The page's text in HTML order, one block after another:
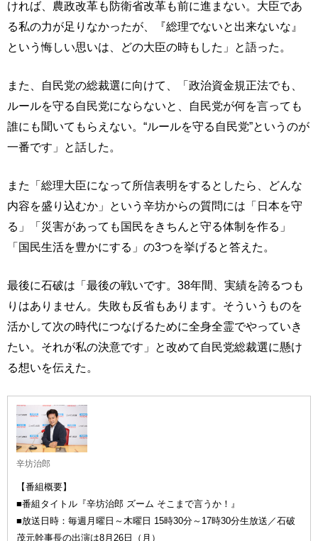
ければ、農政改革も防衛省改革も前に進まない。大臣であ
る私の力が足りなかったが、『総理でないと出来ないな』
という悔しい思いは、どの大臣の時もした」と語った。
また、自民党の総裁選に向けて、「政治資金規正法でも、
ルールを守る自民党にならないと、自民党が何を言っても
誰にも聞いてもらえない。“ルールを守る自民党”というのが
一番です」と話した。
また「総理大臣になって所信表明をするとしたら、どんな
内容を盛り込むか」という辛坊からの質問には「日本を守
る」「災害があっても国民をきちんと守る体制を作る」
「国民生活を豊かにする」の3つを挙げると答えた。
最後に石破は「最後の戦いです。38年間、実績を誇るつも
りはありません。失敗も反省もあります。そういうものを
活かして次の時代につなげるために全身全霊でやっていき
たい。それが私の決意です」と改めて自民党総裁選に懸け
る想いを伝えた。
辛坊治郎
【番組概要】
■番組タイトル『辛坊治郎 ズーム そこまで言うか！』
■放送日時：毎週月曜日～木曜日 15時30分～17時30分生放送／石破
茂元幹事長の出演は8月26日（月）